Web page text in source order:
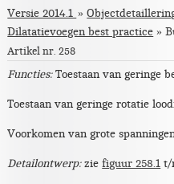
Versie 2014.1
Dilatatievoegen best practice »
Artikel nr. 258
Functies:Toestaan van geringe
Toestaan van geringe rotatie
Voorkomen van grote
Detailontwerp:ziefiguur 258.1 t/